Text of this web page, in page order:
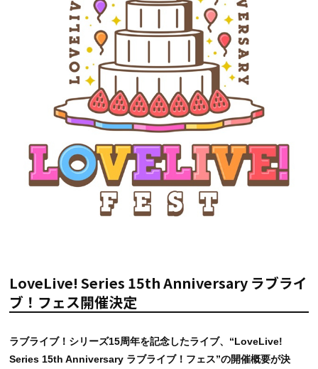
LoveLive! Series 15th Anniversary ラブライ
ブ！フェス開催決定
ラブライブ！シリーズ15周年を記念したライブ、“LoveLive!
Series 15th Anniversary ラブライブ！フェス”の開催概要が決